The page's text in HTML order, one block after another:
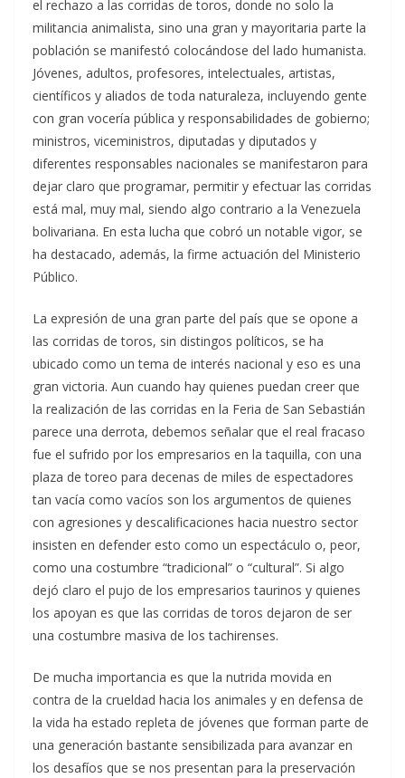
el rechazo a las corridas de toros, donde no solo la
militancia animalista, sino una gran y mayoritaria parte la
población se manifestó colocándose del lado humanista.
Jóvenes, adultos, profesores, intelectuales, artistas,
científicos y aliados de toda naturaleza, incluyendo gente
con gran vocería pública y responsabilidades de gobierno;
ministros, viceministros, diputadas y diputados y
diferentes responsables nacionales se manifestaron para
dejar claro que programar, permitir y efectuar las corridas
está mal, muy mal, siendo algo contrario a la Venezuela
bolivariana. En esta lucha que cobró un notable vigor, se
ha destacado, además, la firme actuación del Ministerio
Público.
La expresión de una gran parte del país que se opone a
las corridas de toros, sin distingos políticos, se ha
ubicado como un tema de interés nacional y eso es una
gran victoria. Aun cuando hay quienes puedan creer que
la realización de las corridas en la Feria de San Sebastián
parece una derrota, debemos señalar que el real fracaso
fue el sufrido por los empresarios en la taquilla, con una
plaza de toreo para decenas de miles de espectadores
tan vacía como vacíos son los argumentos de quienes
con agresiones y descalificaciones hacia nuestro sector
insisten en defender esto como un espectáculo o, peor,
como una costumbre “tradicional” o “cultural”. Si algo
dejó claro el pujo de los empresarios taurinos y quienes
los apoyan es que las corridas de toros dejaron de ser
una costumbre masiva de los tachirenses.
De mucha importancia es que la nutrida movida en
contra de la crueldad hacia los animales y en defensa de
la vida ha estado repleta de jóvenes que forman parte de
una generación bastante sensibilizada para avanzar en
los desafíos que se nos presentan para la preservación